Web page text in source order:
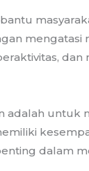
mengatasi
dan
adalah untuk
dalam